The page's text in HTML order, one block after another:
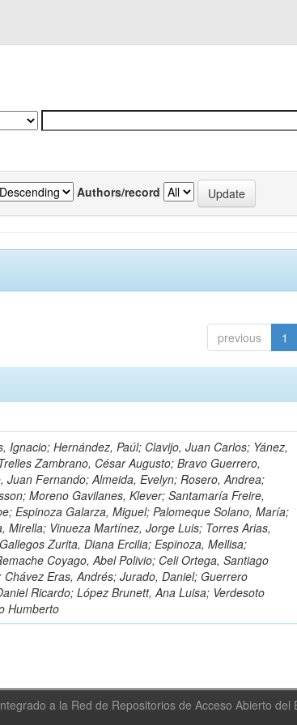
Authors/record
previous 1
Ignacio; Hernández, Paúl; Clavijo, Juan Carlos; Yánez,
Zambrano, César Augusto; Bravo Guerrero,
Fernando; Almeida, Evelyn; Rosero, Andrea;
Moreno Gavilanes, Klever; Santamaría Freire,
Espinoza Galarza, Miguel; Palomeque Solano, María;
Mirella; Vinueza Martínez, Jorge Luis; Torres Arias,
Zurita, Diana Ercilia; Espinoza, Mellisa;
Coyago, Abel Polivio; Celi Ortega, Santiago
Eras, Andrés; Jurado, Daniel; Guerrero
Ricardo; López Brunett, Ana Luisa; Verdesoto
Humberto
a la Red de Repositorios de Acceso Abierto del